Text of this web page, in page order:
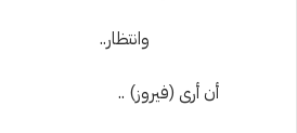
وانتظار..
أن أرى (فيروز) ..